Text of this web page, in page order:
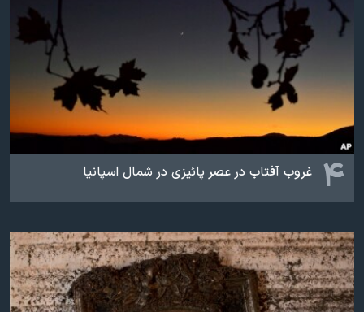
۴ غروب آفتاب در عصر پائیزی در شمال اسپانیا